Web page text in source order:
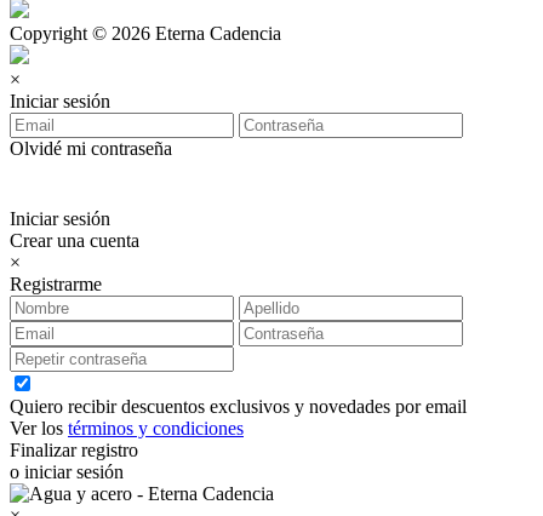
Copyright © 2026 Eterna Cadencia
×
Iniciar sesión
Olvidé mi contraseña
Iniciar sesión
Crear una cuenta
×
Registrarme
Quiero recibir descuentos exclusivos y novedades por email
Ver los términos y condiciones
Finalizar registro
o iniciar sesión